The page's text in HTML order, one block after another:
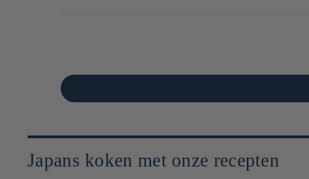
Japans koken met onze recepten